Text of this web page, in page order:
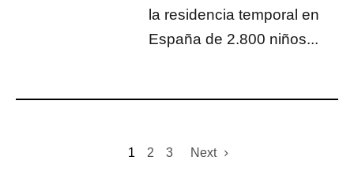
la residencia temporal en
España de 2.800 niños...
1 2 3 Next